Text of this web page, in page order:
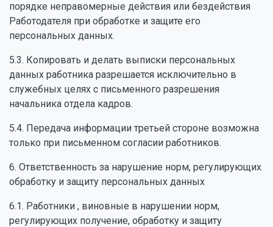
порядке неправомерные действия или бездействия
Работодателя при обработке и защите его
персональных данных.
5.3. Копировать и делать выписки персональных
данных работника разрешается исключительно в
служебных целях с письменного разрешения
начальника отдела кадров.
5.4. Передача информации третьей стороне возможна
только при письменном согласии работников.
6. Ответственность за нарушение норм, регулирующих
обработку и защиту персональных данных
6.1. Работники , виновные в нарушении норм,
регулирующих получение, обработку и защиту